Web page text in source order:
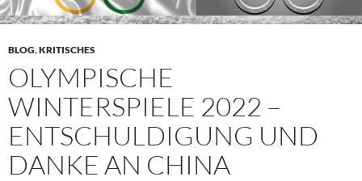
BLOG,KRITISCHES
OLYMPISCHE
WINTERSPIELE 2022 –
ENTSCHULDIGUNG UND
DANKE AN CHINA